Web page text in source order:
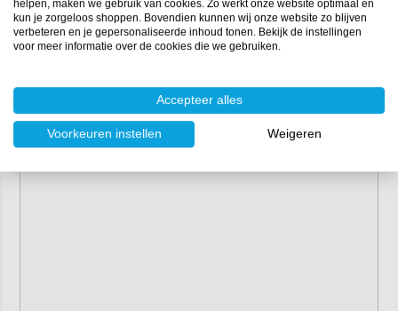
helpen, maken we gebruik van cookies. Zo werkt onze website optimaal en
kun je zorgeloos shoppen. Bovendien kunnen wij onze website zo blijven
verbeteren en je gepersonaliseerde inhoud tonen. Bekijk de instellingen
voor meer informatie over de cookies die we gebruiken.
Accepteer alles
Voorkeuren instellen Weigeren